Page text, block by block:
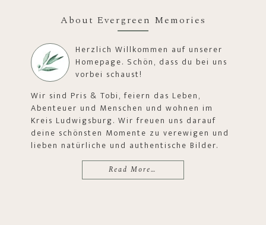
About Evergreen Memories
Herzlich Willkommen auf unserer
Homepage. Schön, dass du bei uns
vorbei schaust!
Wir sind Pris & Tobi, feiern das Leben,
Abenteuer und Menschen und wohnen im
Kreis Ludwigsburg. Wir freuen uns darauf
deine schönsten Momente zu verewigen und
lieben natürliche und authentische Bilder.
Read More…